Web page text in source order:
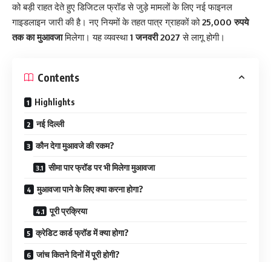
को बड़ी राहत देते हुए डिजिटल फ्रॉड से जुड़े मामलों के लिए नई फाइनल
गाइडलाइन जारी की है। नए नियमों के तहत पात्र ग्राहकों को25,000 रुपये
तक का मुआवजामिलेगा। यह व्यवस्था1 जनवरी 2027 से लागू होगी।
Contents
Highlights
नई दिल्ली
कौन देगा मुआवजे की रकम?
सीमा पार फ्रॉड पर भी मिलेगा मुआवजा
मुआवजा पाने के लिए क्या करना होगा?
पूरी प्रक्रिया
क्रेडिट कार्ड फ्रॉड में क्या होगा?
जांच कितने दिनों में पूरी होगी?